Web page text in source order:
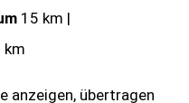
15 km |
km
anzeigen, übertragen